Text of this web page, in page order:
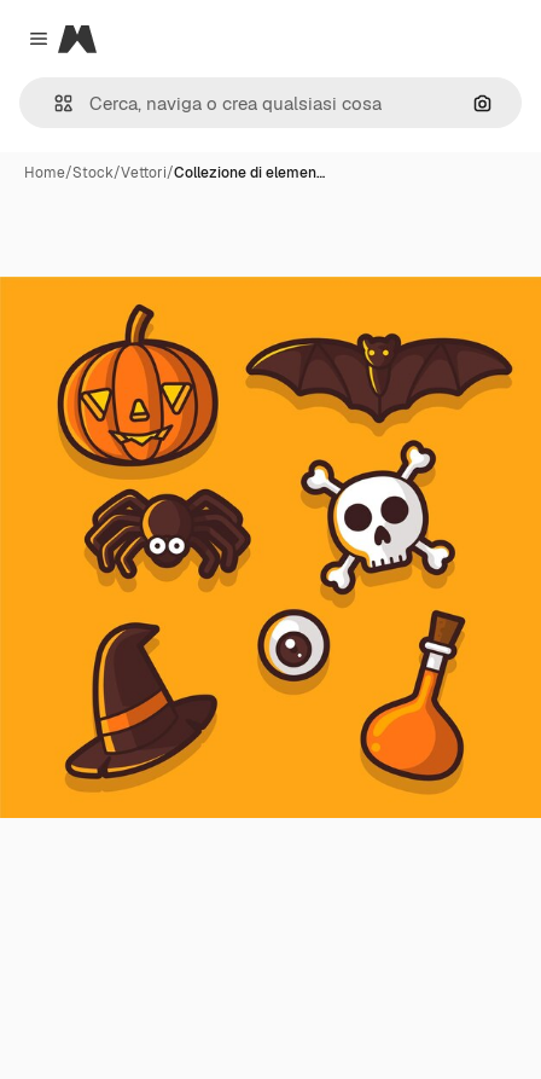
Close menu
Magnific
Cerca
Home/Stock/Vettori/Collezione di elemen…